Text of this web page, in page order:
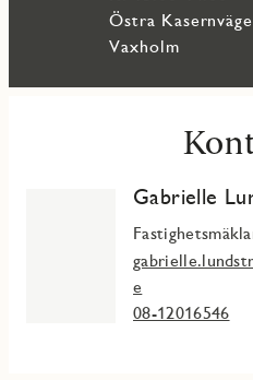
I JMs nya kvarter
bostäder som kombinerar
Vaxholms charmiga
Östra
Vaxholm
Gabrielle
e
08-12016546